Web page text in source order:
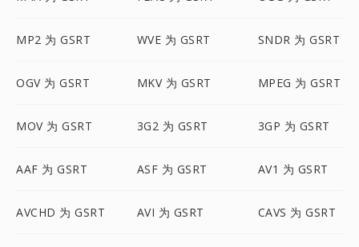
MP2 为 GSRT WVE 为 GSRT SNDR 为 GSRT
OGV 为 GSRT MKV 为 GSRT MPEG 为 GSRT
MOV 为 GSRT 3G2 为 GSRT 3GP 为 GSRT
AAF 为 GSRT ASF 为 GSRT AV1 为 GSRT
AVCHD 为 GSRT AVI 为 GSRT CAVS 为 GSRT